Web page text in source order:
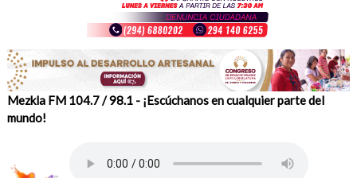
Mezkla FM 104.7 / 98.1 - ¡Escúchanos en cualquier parte del
mundo!